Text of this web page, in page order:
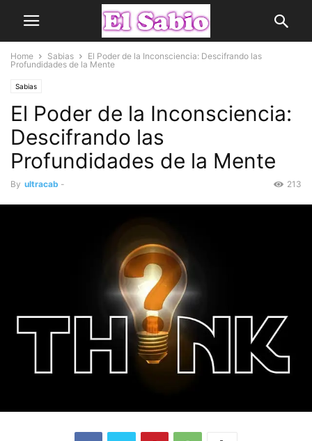
Home Sabias
El Poder de la Inconsciencia: Descifrando las
Profundidades de la Mente
Sabias
El Poder de la Inconsciencia:
Descifrando las
Profundidades de la Mente
By ultracab - 213